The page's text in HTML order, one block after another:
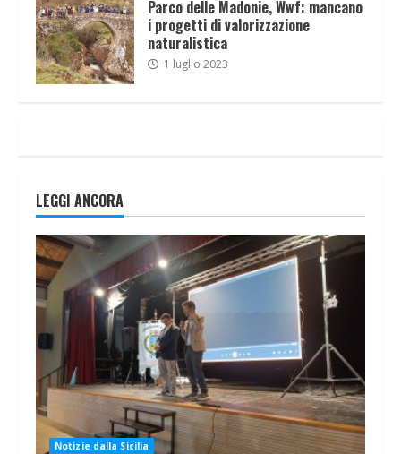
Parco delle Madonie, Wwf: mancano
i progetti di valorizzazione
naturalistica
1 luglio 2023
LEGGI ANCORA
Notizie dalla Sicilia